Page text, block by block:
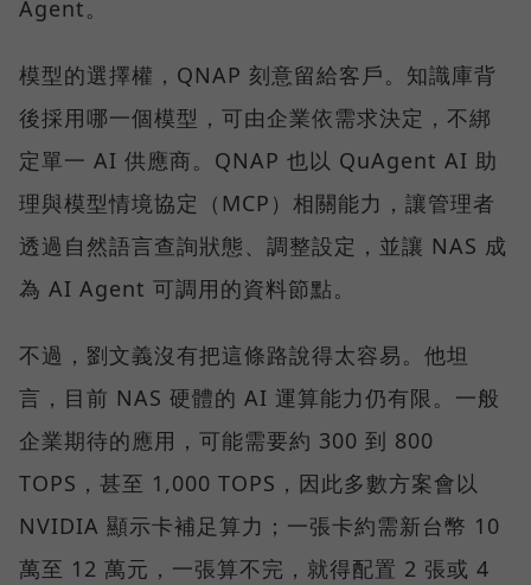
Agent。
模型的選擇權，QNAP 刻意留給客戶。知識庫背
後採用哪一個模型，可由企業依需求決定，不綁
定單一 AI 供應商。QNAP 也以 QuAgent AI 助
理與模型情境協定（MCP）相關能力，讓管理者
透過自然語言查詢狀態、調整設定，並讓 NAS 成
為 AI Agent 可調用的資料節點。
不過，劉文義沒有把這條路說得太容易。他坦
言，目前 NAS 硬體的 AI 運算能力仍有限。一般
企業期待的應用，可能需要約 300 到 800
TOPS，甚至 1,000 TOPS，因此多數方案會以
NVIDIA 顯示卡補足算力；一張卡約需新台幣 10
萬至 12 萬元，一張算不完，就得配置 2 張或 4